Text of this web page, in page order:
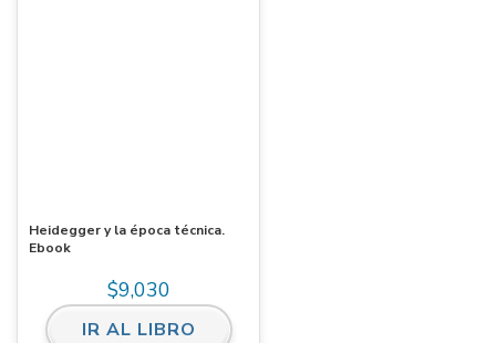
Heidegger y la época técnica.
Ebook
$9,030
IR AL LIBRO